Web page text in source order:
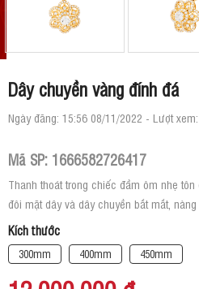
Dây chuyền vàng đính đá
Ngày đăng: 15:56 08/11/2022 - Lượt
Mã SP: 1666582726417
Thanh thoát trong chiếc đầm ôm nhẹ
đôi mặt dây và dây chuyền bắt mắt,
Kích thước
300mm 400mm 450mm